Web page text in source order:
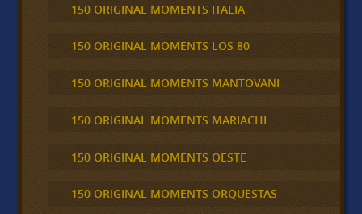
150 ORIGINAL MOMENTS ITALIA
150 ORIGINAL MOMENTS LOS 80
150 ORIGINAL MOMENTS MANTOVANI
150 ORIGINAL MOMENTS MARIACHI
150 ORIGINAL MOMENTS OESTE
150 ORIGINAL MOMENTS ORQUESTAS